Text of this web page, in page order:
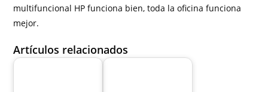
multifuncional HP funciona bien, toda la oficina funciona
mejor.
Artículos relacionados